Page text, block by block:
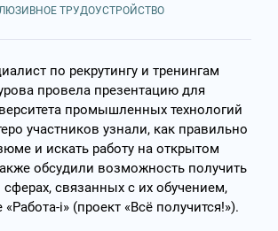
ТРУДОУСТРОЙСТВО
по рекрутингу и тренингам
провела презентацию для
промышленных технологий
участников узнали, как правильно
и искать работу на открытом
обсудили возможность получить
связанных с их обучением,
i» (проект «Всё получится!»).